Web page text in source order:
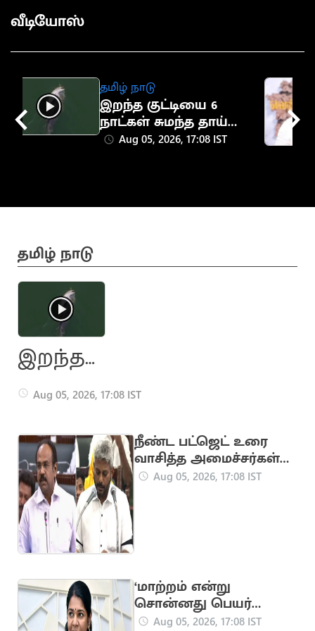
வீடியோஸ்
தமிழ் நாடு
இறந்த குட்டியை 6
நாட்கள் சுமந்த தாய்
டால்பின் (வைரல்
Aug 05, 2026, 17:08 IST
தமிழ் நாடு
இறந்த
குட்டியை 6
நாட்கள் சுமந்த
தாய் டால்பின்
(வைரல்
வீடியோ)
Aug 05, 2026, 17:08 IST
நீண்ட பட்ஜெட் உரை
வாசித்த அமைச்சர்கள்
பட்டியலில் மரிய வில்சன்
Aug 05, 2026, 17:08 IST
‘மாற்றம் என்று
சொன்னது பெயர்
மாற்றத்தை தானா?’..
Aug 05, 2026, 17:08 IST